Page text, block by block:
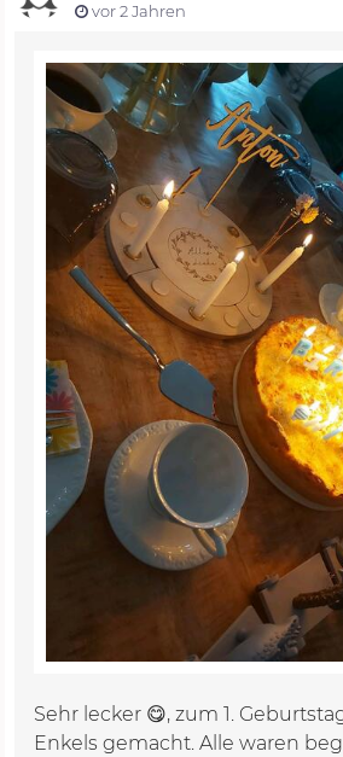
vor 2 Jahren
Sehr lecker 😋, zum 1.
Enkels gemacht. Alle waren